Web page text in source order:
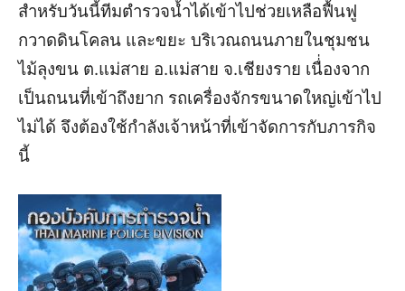
สำหรับวันนี้ทีมตำรวจน้ำได้เข้าไปช่วยเหลือฟื้นฟู
กวาดดินโคลน และขยะ บริเวณถนนภายในชุมชน
ไม้ลุงขน ต.แม่สาย อ.แม่สาย จ.เชียงราย เนื่่องจาก
เป็นถนนที่เข้าถึงยาก รถเครื่องจักรขนาดใหญ่เข้าไป
ไม่ได้ จึงต้องใช้กำลังเจ้าหน้าที่เข้าจัดการกับภารกิจ
นี้